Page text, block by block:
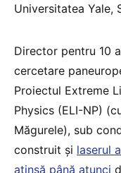
Universitatea Yale,
Director pentru 10
cercetare
Proiectul Extreme
Physics (ELI-NP)
Măgurele), sub
construit și laserul
atinsă până atunci